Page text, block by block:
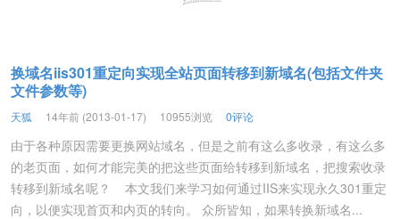
换域名iis301重定向实现全站页面转移到新域名(包括文件夹
文件参数等)
天狐 14年前 (2013-01-17) 10955浏览 0评论
由于各种原因需要更换网站域名，但是之前有这么多收录，有这么多
的老页面，如何才能完美的把这些页面给转移到新域名，把搜索收录
转移到新域名呢？ 本文我们来学习如何通过IIS来实现永久301重定
向，以便实现首页和内页的转向。 众所皆知，如果转换新域名...